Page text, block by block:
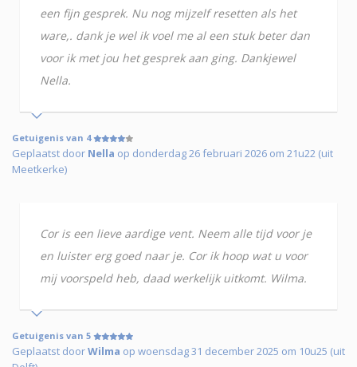
een fijn gesprek. Nu nog mijzelf resetten als het
ware,. dank je wel ik voel me al een stuk beter dan
voor ik met jou het gesprek aan ging. Dankjewel
Nella.
Getuigenis van 4
Geplaatst door Nella op donderdag 26 februari 2026 om 21u22 (uit
Meetkerke)
Cor is een lieve aardige vent. Neem alle tijd voor je
en luister erg goed naar je. Cor ik hoop wat u voor
mij voorspeld heb, daad werkelijk uitkomt. Wilma.
Getuigenis van 5
Geplaatst doorWilma op woensdag 31 december 2025 om 10u25 (uit